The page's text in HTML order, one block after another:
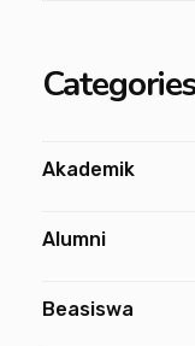
Akademik
Alumni
Beasiswa